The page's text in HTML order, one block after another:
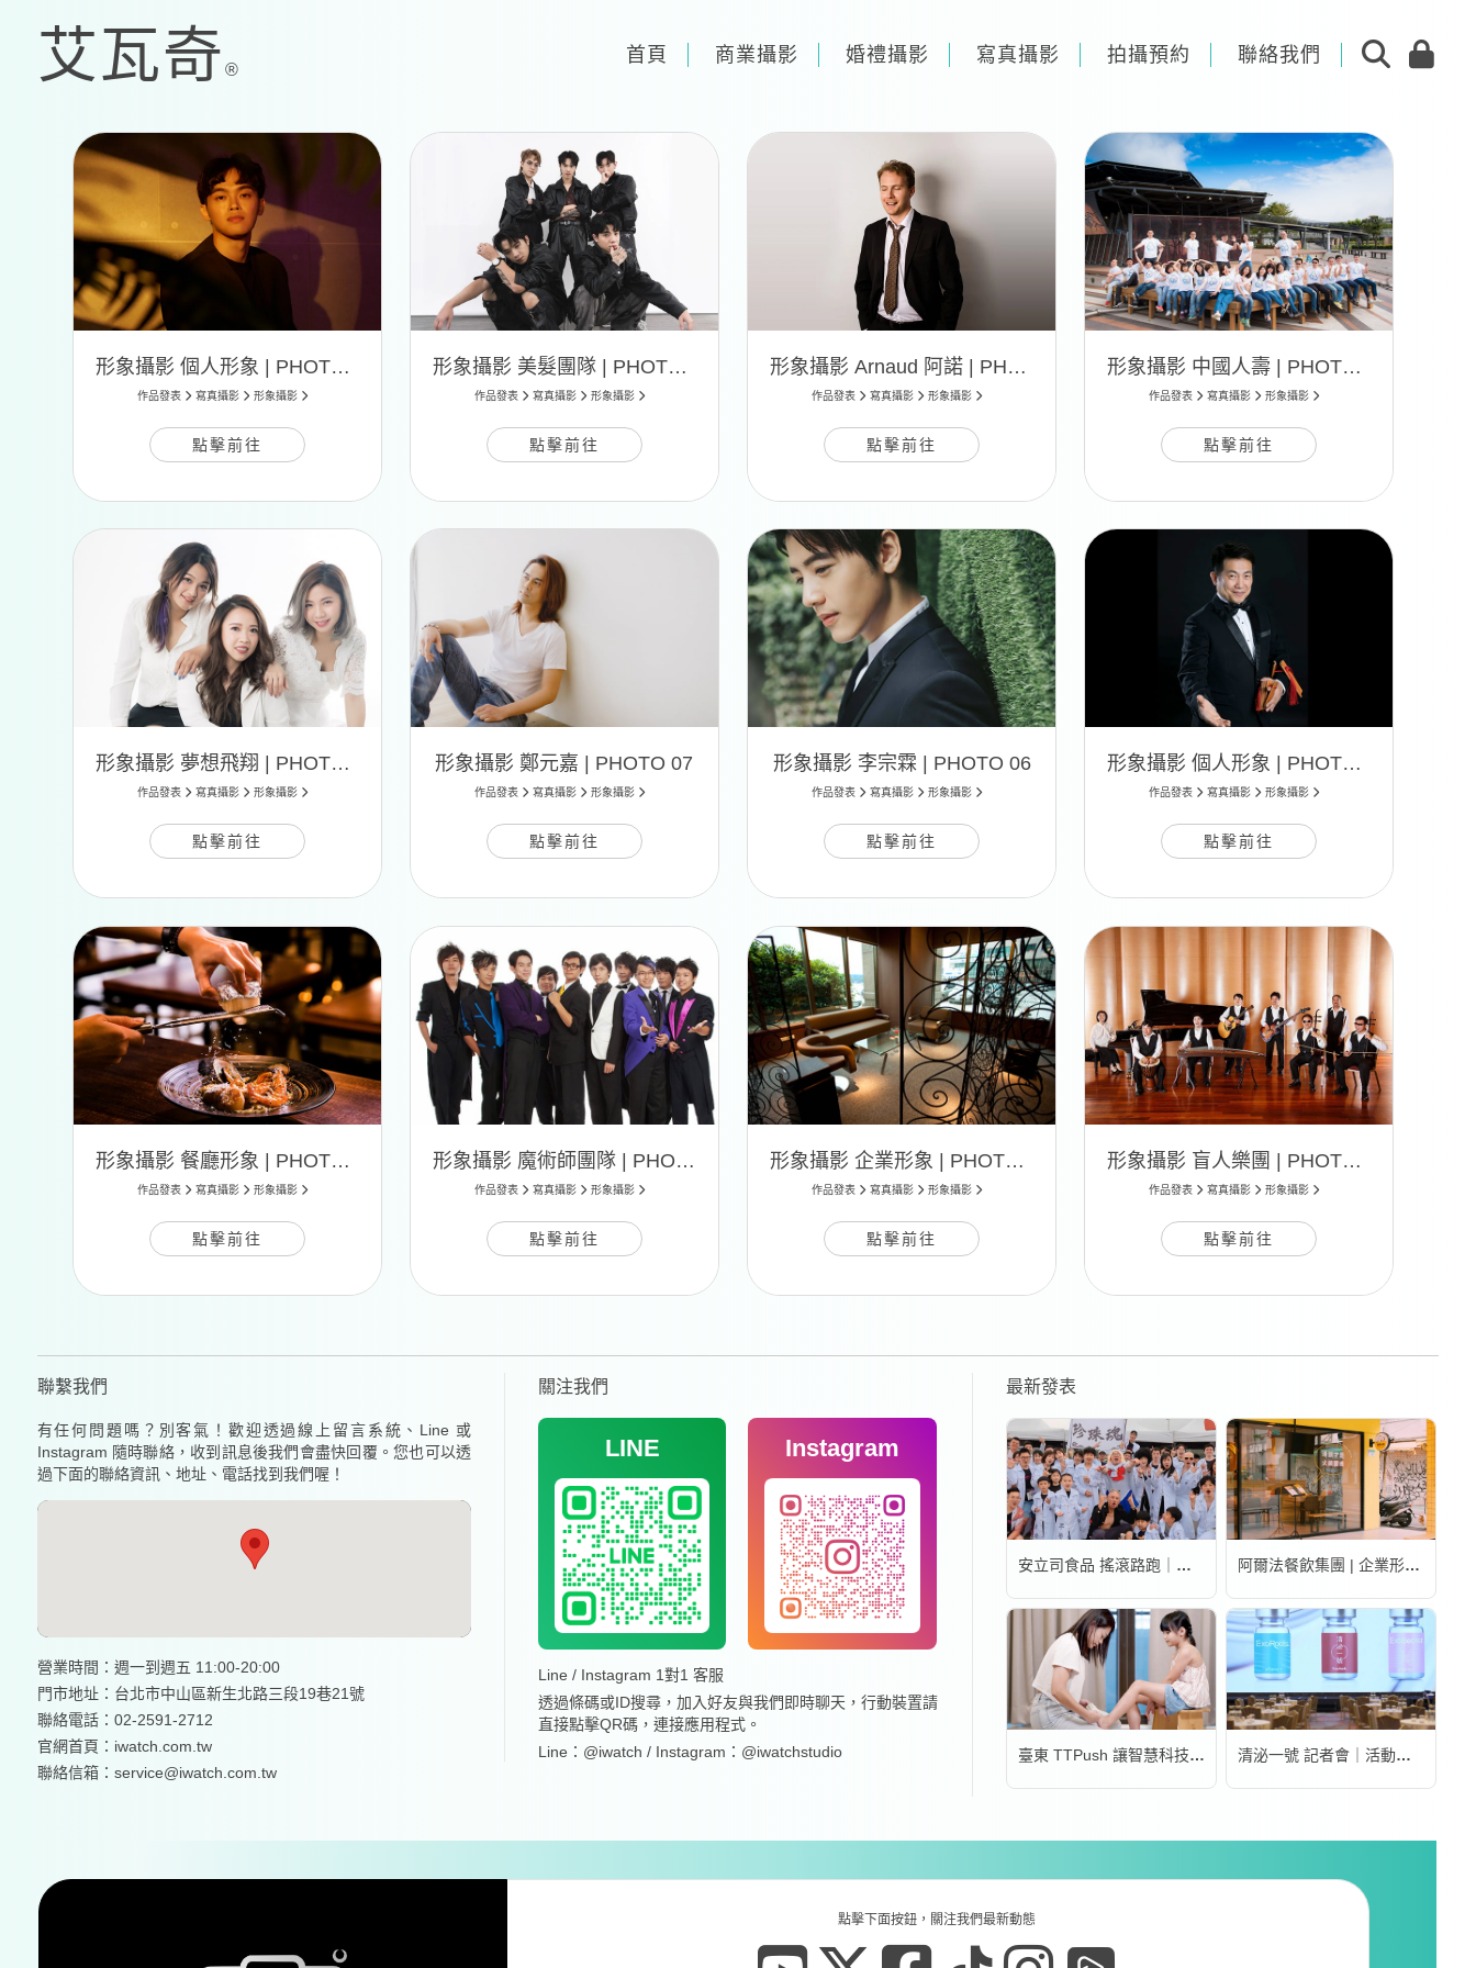
首頁 商業攝影 婚禮攝影 寫真攝影 拍攝預約 聯絡我們
形象攝影 個人形象 | PHOTO 12
作品發表 寫真攝影 形象攝影
點擊前往
形象攝影 美髮團隊 | PHOTO 11
作品發表 寫真攝影 形象攝影
點擊前往
形象攝影 Arnaud 阿諾 | PHOTO 10
作品發表 寫真攝影 形象攝影
點擊前往
形象攝影 中國人壽 | PHOTO 09
作品發表 寫真攝影 形象攝影
點擊前往
形象攝影 夢想飛翔 | PHOTO 08
作品發表 寫真攝影 形象攝影
點擊前往
形象攝影 鄭元嘉 | PHOTO 07
作品發表 寫真攝影 形象攝影
點擊前往
形象攝影 李宗霖 | PHOTO 06
作品發表 寫真攝影 形象攝影
點擊前往
形象攝影 個人形象 | PHOTO 05
作品發表 寫真攝影 形象攝影
點擊前往
形象攝影 餐廳形象 | PHOTO 04
作品發表 寫真攝影 形象攝影
點擊前往
形象攝影 魔術師團隊 | PHOTO 03
作品發表 寫真攝影 形象攝影
點擊前往
形象攝影 企業形象 | PHOTO 02
作品發表 寫真攝影 形象攝影
點擊前往
形象攝影 盲人樂團 | PHOTO 01
作品發表 寫真攝影 形象攝影
點擊前往
聯繫我們
有任何問題嗎？別客氣！歡迎透過線上留言系統、Line 或
Instagram 隨時聯絡，收到訊息後我們會盡快回覆。您也可以透
過下面的聯絡資訊、地址、電話找到我們喔！
營業時間：週一到週五 11:00-20:00
門市地址：台北市中山區新生北路三段19巷21號
聯絡電話：02-2591-2712
官網首頁： iwatch.com.tw
聯絡信箱：service@iwatch.com.tw
關注我們
LINE Instagram
Line / Instagram 1對1 客服
透過條碼或ID搜尋，加入好友與我們即時聊天，行動裝置請
直接點擊QR碼，連接應用程式。
Line：@iwatch / Instagram：@iwatchstudio
最新發表
安立司食品 搖滾路跑｜活動錄影 阿爾法餐飲集團 | 企業形象宣傳片
臺東 TTPush 讓智慧科技更有溫度 | 形象影片 清泌一號 記者會｜活動錄影
點擊下面按鈕，關注我們最新動態